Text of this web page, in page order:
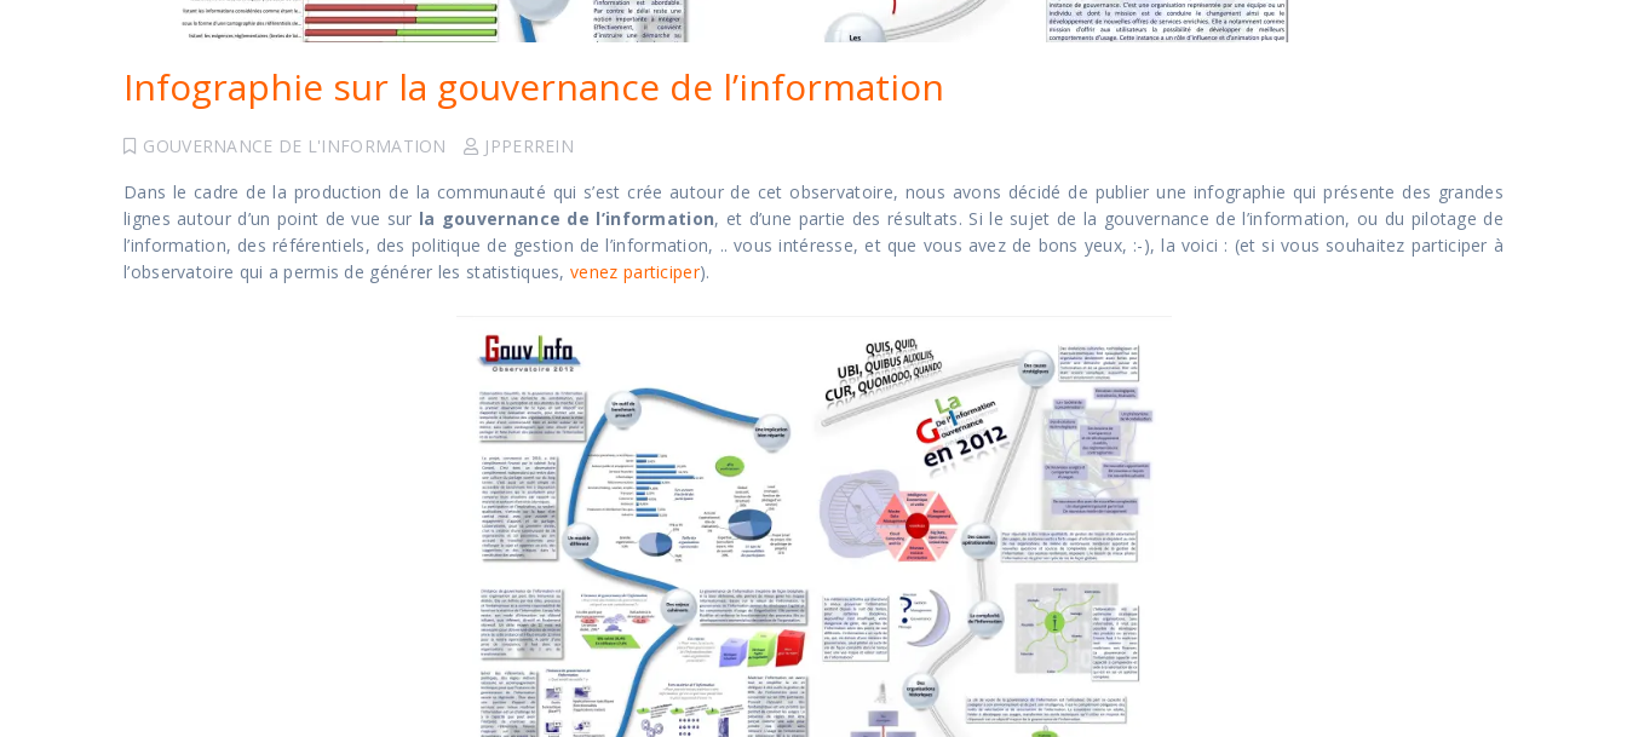
Infographie sur la gouvernance de l’information
GOUVERNANCE DE L'INFORMATION
JPPERREIN
Dans le cadre de la production de la communauté qui s’est crée autour de cet observatoire, nous avons décidé de publier une infographie qui présente des grandes
lignes autour d’un point de vue sur la gouvernance de l’information, et d’une partie des résultats. Si le sujet de la gouvernance de l’information, ou du pilotage de
l’information, des référentiels, des politique de gestion de l’information, .. vous intéresse, et que vous avez de bons yeux, :-), la voici : (et si vous souhaitez participer à
l’observatoire qui a permis de générer les statistiques,venez participer).